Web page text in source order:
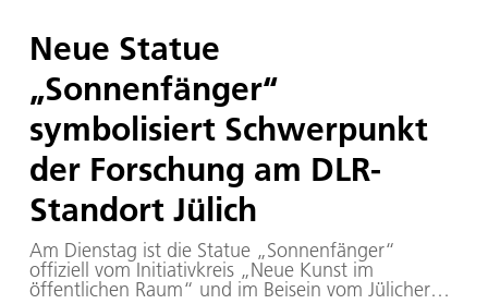
Neue Statue
„Sonnenfänger“
symbolisiert Schwerpunkt
der Forschung am DLR-
Standort Jülich
Am Dienstag ist die Statue „Sonnenfänger“
offiziell vom Initiativkreis „Neue Kunst im
öffentlichen Raum“ und im Beisein vom Jülicher